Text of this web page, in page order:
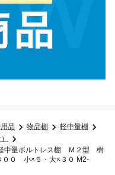
品 物品棚
軽中量棚
軽中量ボルトレス棚 Ｍ２型 樹
００ 小×５・大×３０ M2-